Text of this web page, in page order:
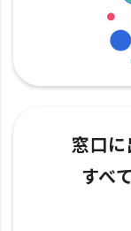
窓口
すべ